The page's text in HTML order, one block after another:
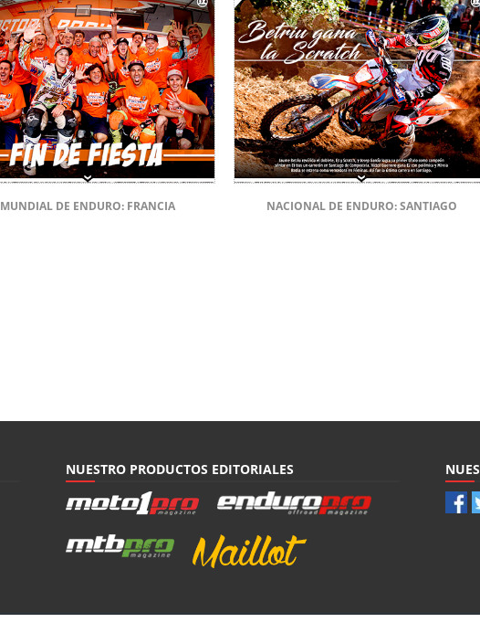
MUNDIAL DE ENDURO: FRANCIA NACIONAL DE ENDURO: SANTIAGO
NUESTRO PRODUCTOS EDITORIALES